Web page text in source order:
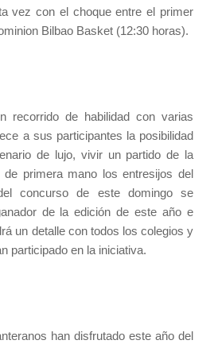
vez con el choque entre el primer
Bilbao Basket (12:30 horas).
recorrido de habilidad con varias
a sus participantes la posibilidad
de lujo, vivir un partido de la
primera mano los entresijos del
concurso de este domingo se
de la edición de este año e
un detalle con todos los colegios y
participado en la iniciativa.
han disfrutado este año del